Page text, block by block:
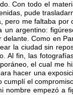
Con todo el
pude
pero me faltaba por
argentino:
delante. Como en
la ciudad sin
Al fin, las
el cual me
hacer una
el
nombre empezó a